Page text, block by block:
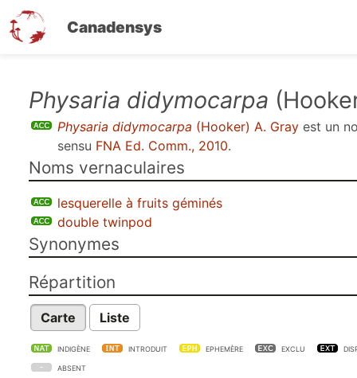
Canadensys
contenu
Physaria didymocarpa
Physaria didymocarpa (Hooker) A. Gray est un
sensu FNA Ed. Comm., 2010.
Noms vernaculaires
lesquerelle à fruits géminés
double twinpod
Synonymes
Répartition
Carte Liste
INDIGÈNE INTRODUIT EPHEMÈRE EXCLU
ABSENT